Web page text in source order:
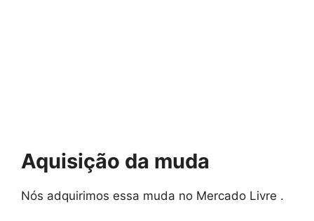
Aquisição da muda
Nós adquirimos essa muda no Mercado Livre .